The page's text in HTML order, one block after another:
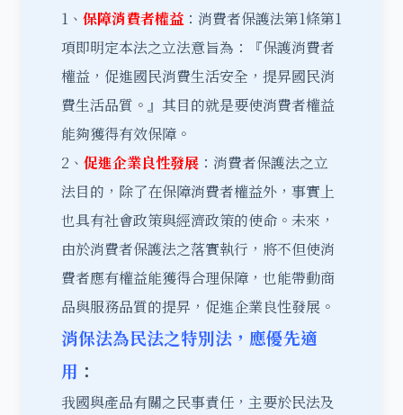
1、 保障消費者權益 ：消費者保護法第1條第1
項即明定本法之立法意旨為：『保護消費者
權益，促進國民消費生活安全，提昇國民消
費生活品質。』其目的就是要使消費者權益
能夠獲得有效保障。
2、 促進企業良性發展 ：消費者保護法之立
法目的，除了在保障消費者權益外，事實上
也具有社會政策與經濟政策的使命。未來，
由於消費者保護法之落實執行，將不但使消
費者應有權益能獲得合理保障，也能帶動商
品與服務品質的提昇，促進企業良性發展。
消保法為民法之特別法，應優先適
用 ：
我國與產品有關之民事責任，主要於民法及